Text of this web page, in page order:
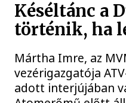
Késéltánc a
történik, ha
Mártha Imre, az
vezérigazgatója
adott interjújában